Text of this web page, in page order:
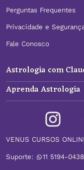
Perguntas Frequentes
Privacidade e
Fale Conosco
Astrologia com
Aprenda Astrologia
VENUS CURSOS
Suporte: 11 5194-0438